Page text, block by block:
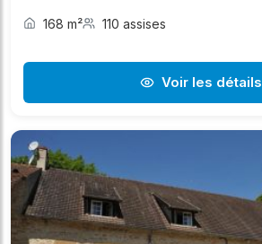
168 m² 110 assises
Voir les détails